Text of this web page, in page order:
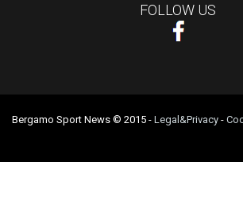
FOLLOW US
Bergamo Sport News © 2015 - Legal&Privacy -